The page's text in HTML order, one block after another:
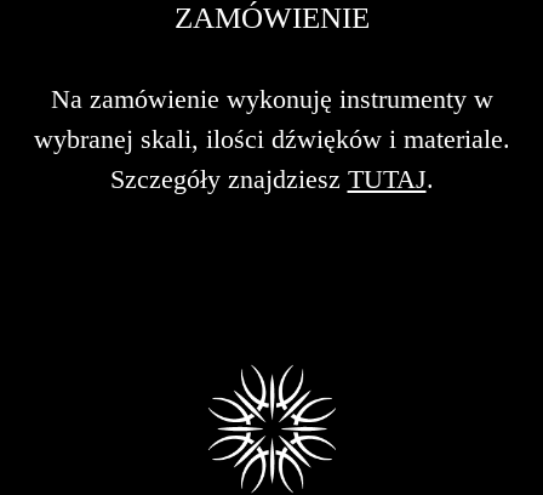
ZAMÓWIENIE
Na zamówienie wykonuję instrumenty w
wybranej skali, ilości dźwięków i materiale.
Szczegóły znajdziesz TUTAJ.